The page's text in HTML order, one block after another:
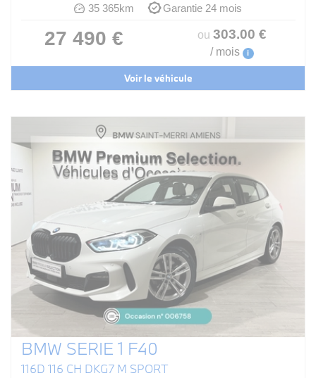
35 365km
Garantie 24 mois
27 490 € ou 303.00 €
/ mois i
Voir le véhicule
BMW SERIE 1 F40
116D 116 CH DKG7 M SPORT